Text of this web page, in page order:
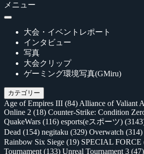
メニュー
大会・イベントレポート
インタビュー
写真
大会クリップ
ゲーミング環境写真(GMiru)
カテゴリー
Age of Empires III (84) Alliance of Valiant
Online 2 (18) Counter-Strike: Condition
QuakeWars (116) esports(eスポーツ)
Dead (154) negitaku (329) Overwatch (314)
Rainbow Six Siege (19) SPECIAL FORCE
Tournament (133) Unreal Tournament 3 (47)